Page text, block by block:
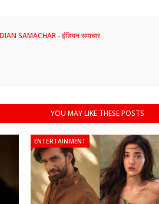
SAMACHAR - इंडियन समाचार
YOU MAY LIKE THESE POSTS
ENTERTAINMENT